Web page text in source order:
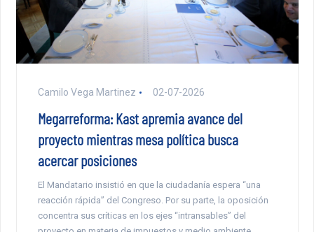
Camilo Vega Martinez 02-07-2026
Megarreforma: Kast apremia avance del
proyecto mientras mesa política busca
acercar posiciones
El Mandatario insistió en que la ciudadanía espera “una
reacción rápida” del Congreso. Por su parte, la oposición
concentra sus críticas en los ejes “intransables” del